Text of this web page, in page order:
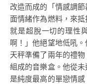
改造而成的「情感調
面情緒作為燃料，來
就是超脫一切的理性
啊！」他絕望地低吼
天秤準備了兩年的禮
組成的音樂盒。他從
是純度最高的單戀情